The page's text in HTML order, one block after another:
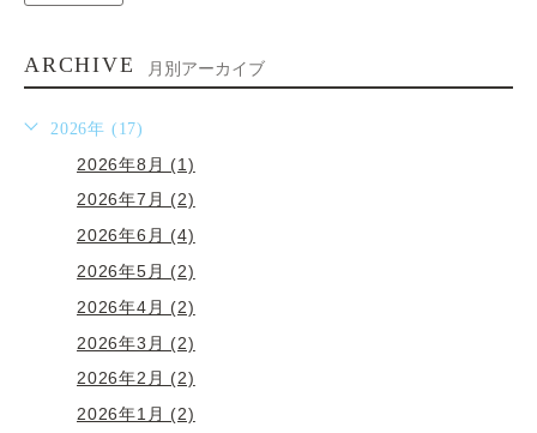
ARCHIVE 月別アーカイブ
2026年 (17)
2026年8月 (1)
2026年7月 (2)
2026年6月 (4)
2026年5月 (2)
2026年4月 (2)
2026年3月 (2)
2026年2月 (2)
2026年1月 (2)